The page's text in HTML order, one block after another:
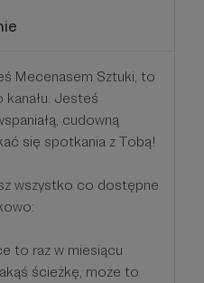
Mecenasem Sztuki, to
Jesteś
cudowną
się spotkania z Tobą!
wszystko co dostępne
to raz w miesiącu
ścieżkę, może to